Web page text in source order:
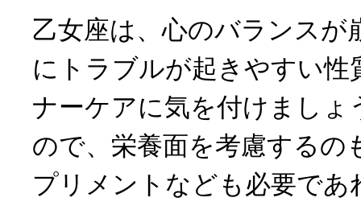
乙女座は、心のバランスが
にトラブルが起きやすい性
ナーケアに気を付けましょ
ので、栄養面を考慮するの
プリメントなども必要であ